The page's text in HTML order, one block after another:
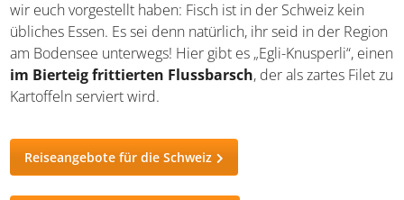
Egli-Knusperli (fischhaltig)
Ihr habt es sicher schon anhand der Speisen bemerkt, die
wir euch vorgestellt haben: Fisch ist in der Schweiz kein
Knusperli“, einenim Bierteig frittierten Flussbarsch
der als zartes Filet zu Kartoffeln serviert wird.